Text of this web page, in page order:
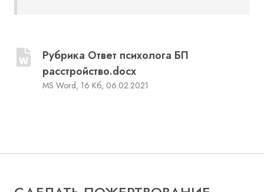
Рубрика Ответ психолога БП
расстройство.docx
MS Word, 16 Кб, 06.02.2021